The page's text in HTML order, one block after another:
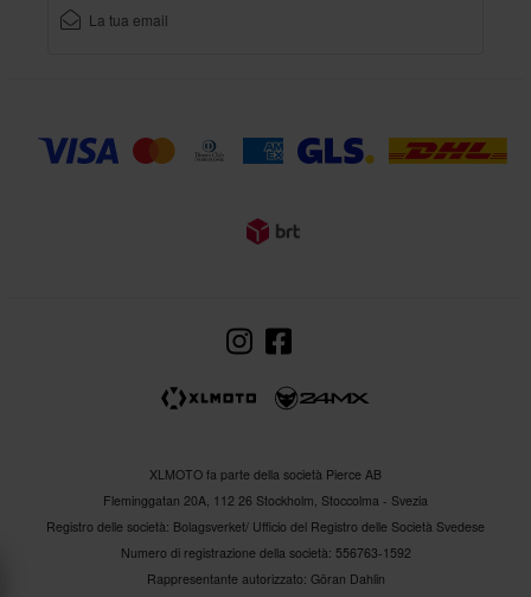
XLMOTO fa parte della società Pierce AB
Fleminggatan 20A, 112 26 Stockholm, Stoccolma - Svezia
Registro delle società: Bolagsverket/ Ufficio del Registro delle Società Svedese
Numero di registrazione della società: 556763-1592
Rappresentante autorizzato: Göran Dahlin